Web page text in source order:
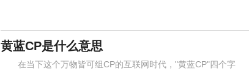
黄蓝CP是什么意思
在当下这个万物皆可组CP的互联网时代，"黄蓝CP"四个字